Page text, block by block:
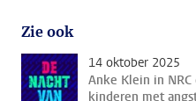
Zie ook
14 oktober 2025
Anke Klein in
kinderen met